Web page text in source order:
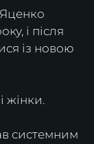
і після
із новою
жінки.
системним